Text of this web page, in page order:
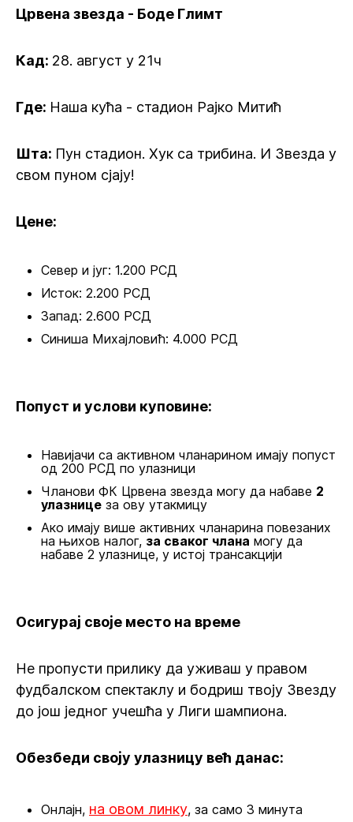
Црвена звезда - Боде Глимт
Кад: 28. август у 21ч
Где: Наша кућа - стадион Рајко Митић
Шта: Пун стадион. Хук са трибина. И Звезда у
свом пуном сјају!
Цене:
Север и југ: 1.200 РСД
Исток: 2.200 РСД
Запад: 2.600 РСД
Синиша Михајловић: 4.000 РСД
Попуст и услови куповине:
Навијачи са активном чланарином имају попуст
од 200 РСД по улазници
Чланови ФК Црвена звезда могу да набаве 2
улазнице за ову утакмицу
Ако имају више активних чланарина повезаних
на њихов налог, за сваког члана могу да
набаве 2 улазнице, у истој трансакцији
Осигурај своје место на време
Не пропусти прилику да уживаш у правом
фудбалском спектаклу и бодриш твоју Звезду
до још једног учешћа у Лиги шампиона.
Обезбеди своју улазницу већ данас:
Онлајн, на овом линку, за само 3 минута